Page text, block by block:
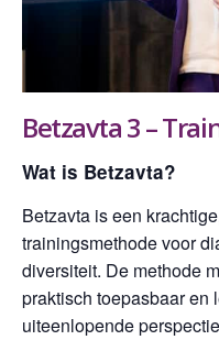
Betzavta 3 –
Wat is Betzavta?
Betzavta is een
trainingsmethode voor
diversiteit. De methode
praktisch toepasbaar en
uiteenlopende